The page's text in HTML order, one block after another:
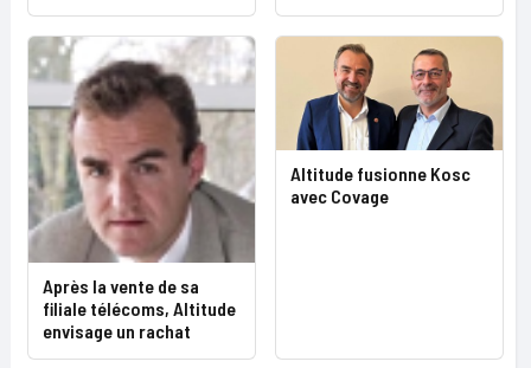
Après la vente de sa
filiale télécoms, Altitude
envisage un rachat
Altitude fusionne Kosc
avec Covage